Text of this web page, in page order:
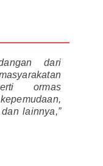
dari
ormas
lainnya,”